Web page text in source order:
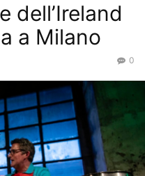
dell’Ireland
a Milano
0